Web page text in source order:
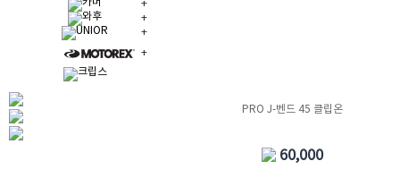
PRO J-벤드 45 클립온
60,000